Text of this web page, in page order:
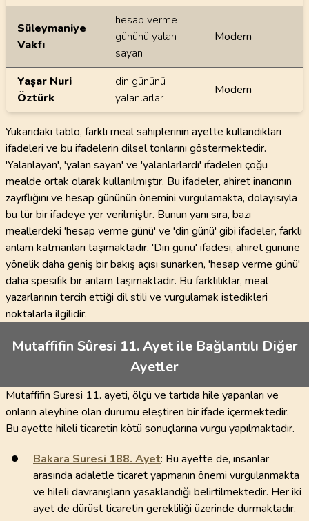
Süleymaniye
Vakfı
hesap verme
gününü yalan
sayan
Modern
Yaşar Nuri
Öztürk
din gününü
yalanlarlar
Modern
Yukarıdaki tablo, farklı meal sahiplerinin ayette kullandıkları
ifadeleri ve bu ifadelerin dilsel tonlarını göstermektedir.
'Yalanlayan', 'yalan sayan' ve 'yalanlarlardı' ifadeleri çoğu
mealde ortak olarak kullanılmıştır. Bu ifadeler, ahiret inancının
zayıflığını ve hesap gününün önemini vurgulamakta, dolayısıyla
bu tür bir ifadeye yer verilmiştir. Bunun yanı sıra, bazı
meallerdeki 'hesap verme günü' ve 'din günü' gibi ifadeler, farklı
anlam katmanları taşımaktadır. 'Din günü' ifadesi, ahiret gününe
yönelik daha geniş bir bakış açısı sunarken, 'hesap verme günü'
daha spesifik bir anlam taşımaktadır. Bu farklılıklar, meal
yazarlarının tercih ettiği dil stili ve vurgulamak istedikleri
noktalarla ilgilidir.
Mutaffifin Sûresi 11. Ayet ile Bağlantılı Diğer
Ayetler
Mutaffifin Suresi 11. ayeti, ölçü ve tartıda hile yapanları ve
onların aleyhine olan durumu eleştiren bir ifade içermektedir.
Bu ayette hileli ticaretin kötü sonuçlarına vurgu yapılmaktadır.
Bakara Suresi 188. Ayet: Bu ayette de, insanlar
arasında adaletle ticaret yapmanın önemi vurgulanmakta
ve hileli davranışların yasaklandığı belirtilmektedir. Her iki
ayet de dürüst ticaretin gerekliliği üzerinde durmaktadır.